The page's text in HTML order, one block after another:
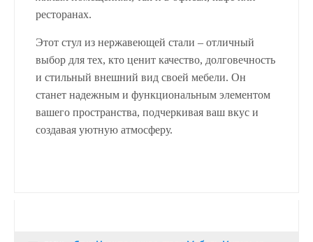
ресторанах.
Этот стул из нержавеющей стали – отличный
выбор для тех, кто ценит качество, долговечность
и стильный внешний вид своей мебели. Он
станет надежным и функциональным элементом
вашего пространства, подчеркивая ваш вкус и
создавая уютную атмосферу.